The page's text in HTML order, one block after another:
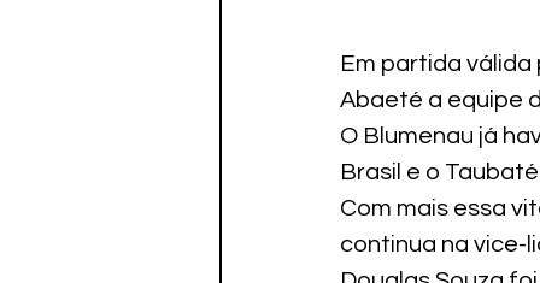
Em partida válida
Abaeté a equipe
O Blumenau já
Brasil e o
Com mais essa
continua na vice-